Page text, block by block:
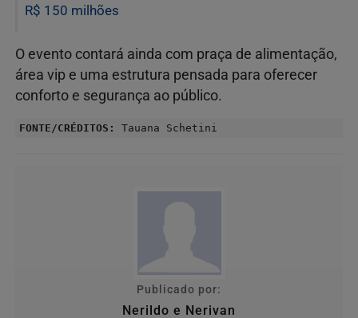
R$ 150 milhões
O evento contará ainda com praça de alimentação,
área vip e uma estrutura pensada para oferecer
conforto e segurança ao público.
FONTE/CRÉDITOS: Tauana Schetini
Publicado por:
Nerildo e Nerivan